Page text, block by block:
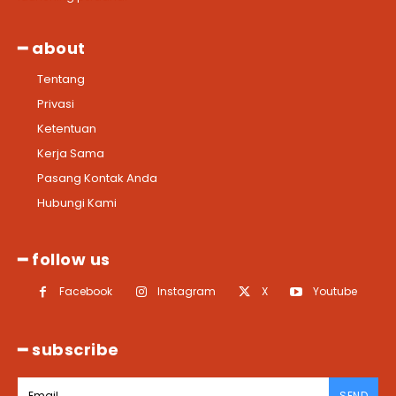
━ about
Tentang
Privasi
Ketentuan
Kerja Sama
Pasang Kontak Anda
Hubungi Kami
━ follow us
Facebook Instagram X Youtube
━ subscribe